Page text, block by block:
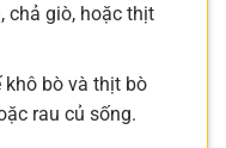
chả giò, hoặc thịt
bò và thịt bò
rau củ sống.